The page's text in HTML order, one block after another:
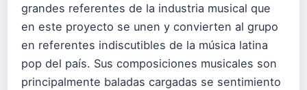
grandes referentes de la industria musical que
en este proyecto se unen y convierten al grupo
en referentes indiscutibles de la música latina
pop del país. Sus composiciones musicales son
principalmente baladas cargadas se sentimiento